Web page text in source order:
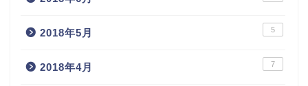
2018年5月 5
2018年4月 7